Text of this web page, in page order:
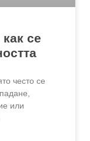
се
често се
или